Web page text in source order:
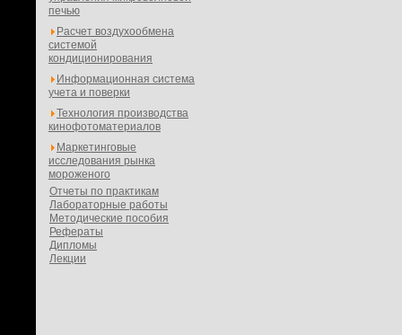
печью
Расчет воздухообмена
системой
кондиционирования
Информационная система
учета и поверки
Технология производства
кинофотоматериалов
Маркетинговые
исследования рынка
мороженого
Отчеты по практикам
Лабораторные работы
Методические пособия
Рефераты
Дипломы
Лекции